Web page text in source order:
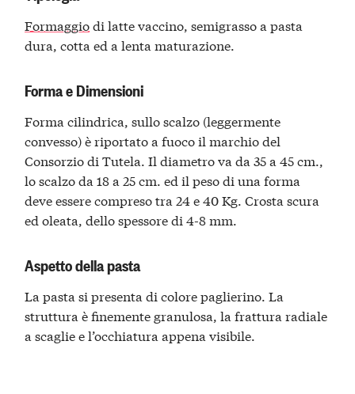
Formaggiodi latte vaccino, semigrasso a pasta
dura, cotta ed a lenta maturazione.
Forma e Dimensioni
Forma cilindrica, sullo scalzo (leggermente
convesso) è riportato a fuoco il marchio del
Consorzio di Tutela. Il diametro va da 35 a 45 cm.,
lo scalzo da 18 a 25 cm. ed il peso di una forma
deve essere compreso tra 24 e 40 Kg. Crosta scura
ed oleata, dello spessore di 4-8 mm.
Aspetto della pasta
La pasta si presenta di colore paglierino. La
struttura è finemente granulosa, la frattura radiale
a scaglie e l’occhiatura appena visibile.